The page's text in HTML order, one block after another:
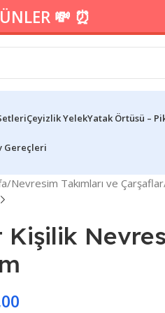
💸 ⏰
Çeyizlik YelekYatak Örtüsü –
Gereçleri
/Nevresim Takımları ve Çarşaflar
Kişilik